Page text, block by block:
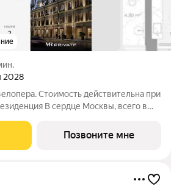
2028
Стоимость действительна при
В сердце Москвы, всего в
новый формат уединённой
жизни. Николь Резиденция часть
Позвоните мне